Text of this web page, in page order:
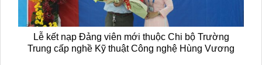
Lễ kết nạp Đảng viên mới thuộc Chi bộ Trường
Trung cấp nghề Kỹ thuật Công nghệ Hùng Vương